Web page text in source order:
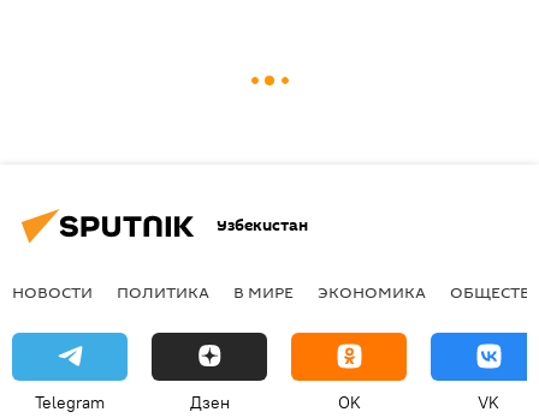
Узбекистан
НОВОСТИ ПОЛИТИКА В МИРЕ ЭКОНОМИКА
Telegram Дзен OK VK